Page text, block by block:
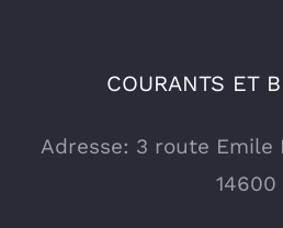
COURANTS ET
Adresse: 3 route Emile
14600